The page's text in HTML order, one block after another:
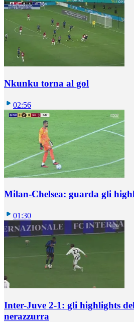
Nkunku torna al gol
02:56
Milan-Chelsea: guarda gli
01:30
Inter-Juve 2-1: gli highlights
nerazzurra